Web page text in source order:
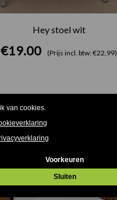
Hey stoel wit
€19.00 (Prijs incl. btw: €22,99)